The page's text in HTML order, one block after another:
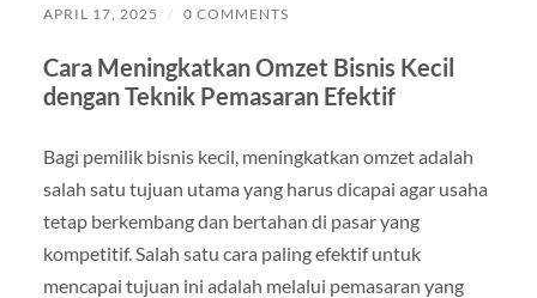
APRIL 17, 2025 / 0 COMMENTS
Cara Meningkatkan Omzet Bisnis Kecil
dengan Teknik Pemasaran Efektif
Bagi pemilik bisnis kecil, meningkatkan omzet adalah
salah satu tujuan utama yang harus dicapai agar usaha
tetap berkembang dan bertahan di pasar yang
kompetitif. Salah satu cara paling efektif untuk
mencapai tujuan ini adalah melalui pemasaran yang